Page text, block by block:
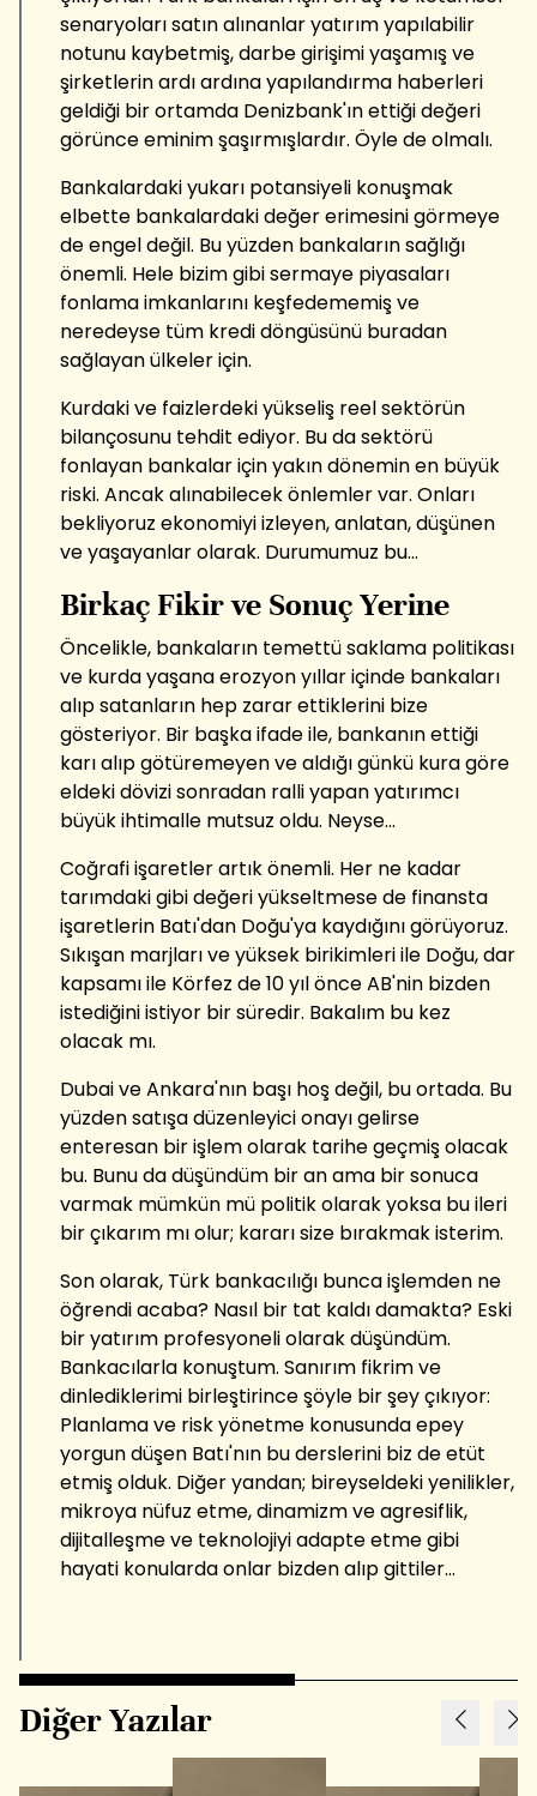
senaryoları satın alınanlar yatırım yapılabilir
notunu kaybetmiş, darbe girişimi yaşamış ve
şirketlerin ardı ardına yapılandırma haberleri
geldiği bir ortamda Denizbank'ın ettiği değeri
görünce eminim şaşırmışlardır. Öyle de olmalı.
Bankalardaki yukarı potansiyeli konuşmak
elbette bankalardaki değer erimesini görmeye
de engel değil. Bu yüzden bankaların sağlığı
önemli. Hele bizim gibi sermaye piyasaları
fonlama imkanlarını keşfedememiş ve
neredeyse tüm kredi döngüsünü buradan
sağlayan ülkeler için.
Kurdaki ve faizlerdeki yükseliş reel sektörün
bilançosunu tehdit ediyor. Bu da sektörü
fonlayan bankalar için yakın dönemin en büyük
riski. Ancak alınabilecek önlemler var. Onları
bekliyoruz ekonomiyi izleyen, anlatan, düşünen
ve yaşayanlar olarak. Durumumuz bu...
Birkaç Fikir ve Sonuç Yerine
Öncelikle, bankaların temettü saklama politikası
ve kurda yaşana erozyon yıllar içinde bankaları
alıp satanların hep zarar ettiklerini bize
gösteriyor. Bir başka ifade ile, bankanın ettiği
karı alıp götüremeyen ve aldığı günkü kura göre
eldeki dövizi sonradan ralli yapan yatırımcı
büyük ihtimalle mutsuz oldu. Neyse...
Coğrafi işaretler artık önemli. Her ne kadar
tarımdaki gibi değeri yükseltmese de finansta
işaretlerin Batı'dan Doğu'ya kaydığını görüyoruz.
Sıkışan marjları ve yüksek birikimleri ile Doğu, dar
kapsamı ile Körfez de 10 yıl önce AB'nin bizden
istediğini istiyor bir süredir. Bakalım bu kez
olacak mı.
Dubai ve Ankara'nın başı hoş değil, bu ortada. Bu
yüzden satışa düzenleyici onayı gelirse
enteresan bir işlem olarak tarihe geçmiş olacak
bu. Bunu da düşündüm bir an ama bir sonuca
varmak mümkün mü politik olarak yoksa bu ileri
bir çıkarım mı olur; kararı size bırakmak isterim.
Son olarak, Türk bankacılığı bunca işlemden ne
öğrendi acaba? Nasıl bir tat kaldı damakta? Eski
bir yatırım profesyoneli olarak düşündüm.
Bankacılarla konuştum. Sanırım fikrim ve
dinlediklerimi birleştirince şöyle bir şey çıkıyor:
Planlama ve risk yönetme konusunda epey
yorgun düşen Batı'nın bu derslerini biz de etüt
etmiş olduk. Diğer yandan; bireyseldeki yenilikler,
mikroya nüfuz etme, dinamizm ve agresiflik,
dijitalleşme ve teknolojiyi adapte etme gibi
hayati konularda onlar bizden alıp gittiler...
Diğer Yazılar